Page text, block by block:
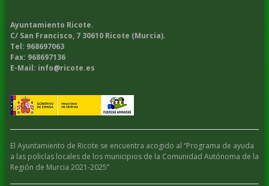
Ayuntamiento Ricote.
C/ San Francisco, 7 30610 Ricote (Murcia).
Tel: 968697063
Fax: 968697136
E-Mail: info@ricote.es
El Ayuntamiento de Ricote se encuentra acogido al “Programa de ayuda
a las policías locales de los municipios de la Comunidad Autónoma de la
Región de Murcia 2021-2025”